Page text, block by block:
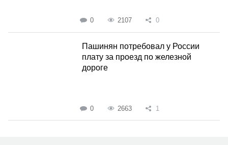
0 2107 0
Пашинян потребовал у России
плату за проезд по железной
дороге
0 2663 1